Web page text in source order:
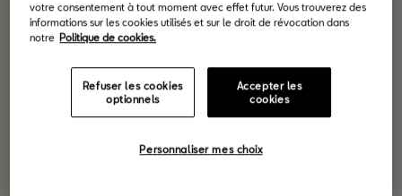
mettons actuellement en œuvre la solution pour tous les
véhicules concernés.
Nous vous invitons à prendre rendez-vous auprès d’un Point
Service SEAT officiel afin d’effectuer gratuitement la mise à jour
votre consentement à tout moment avec effet futur. Vous trouverez des
informations sur les cookies utilisés et sur le droit de révocation dans
notre Politique de cookies.
Refuser les cookies
optionnels
Accepter les
cookies
Personnaliser mes choix